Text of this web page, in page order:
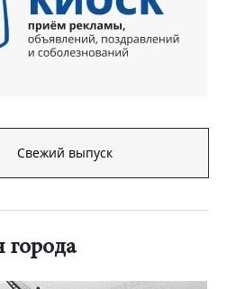
Свежий выпуск
города